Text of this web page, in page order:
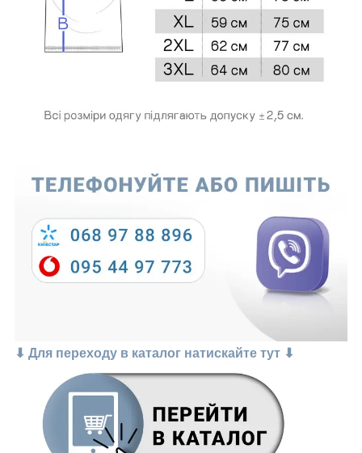
⬇ Для переходу в каталог натискайте тут ⬇